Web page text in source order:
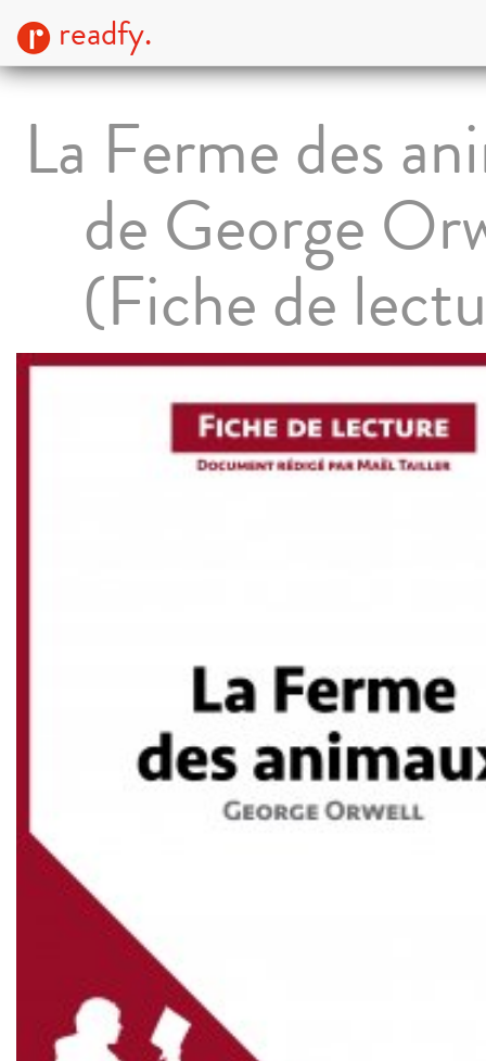
readfy.
La Ferme des
de George
(Fiche de